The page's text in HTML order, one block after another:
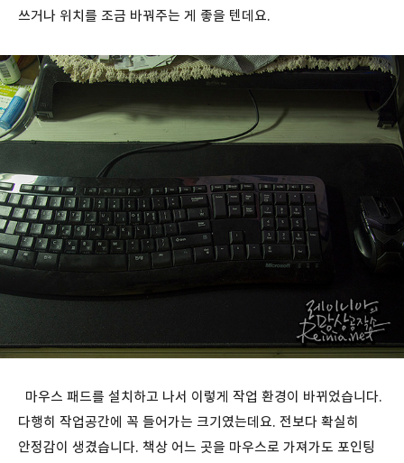
쓰거나 위치를 조금 바꿔주는 게 좋을 텐데요.
마우스 패드를 설치하고 나서 이렇게 작업 환경이 바뀌었습니다.
다행히 작업공간에 꼭 들어가는 크기였는데요. 전보다 확실히
안정감이 생겼습니다. 책상 어느 곳을 마우스로 가져가도 포인팅